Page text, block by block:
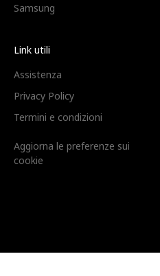
Samsung
Link utili
Assistenza
Privacy Policy
Termini e condizioni
Aggiorna le preferenze sui
cookie